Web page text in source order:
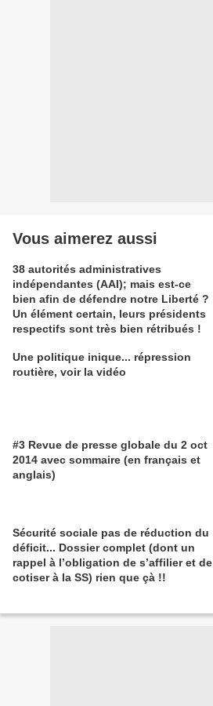
Vous aimerez aussi
38 autorités administratives
indépendantes (AAI); mais est-ce
bien afin de défendre notre Liberté ?
Un élément certain, leurs présidents
respectifs sont très bien rétribués !
Une politique inique... répression
routière, voir la vidéo
#3 Revue de presse globale du 2 oct
2014 avec sommaire (en français et
anglais)
Sécurité sociale pas de réduction du
déficit... Dossier complet (dont un
rappel à l’obligation de s’affilier et de
cotiser à la SS) rien que çà !!